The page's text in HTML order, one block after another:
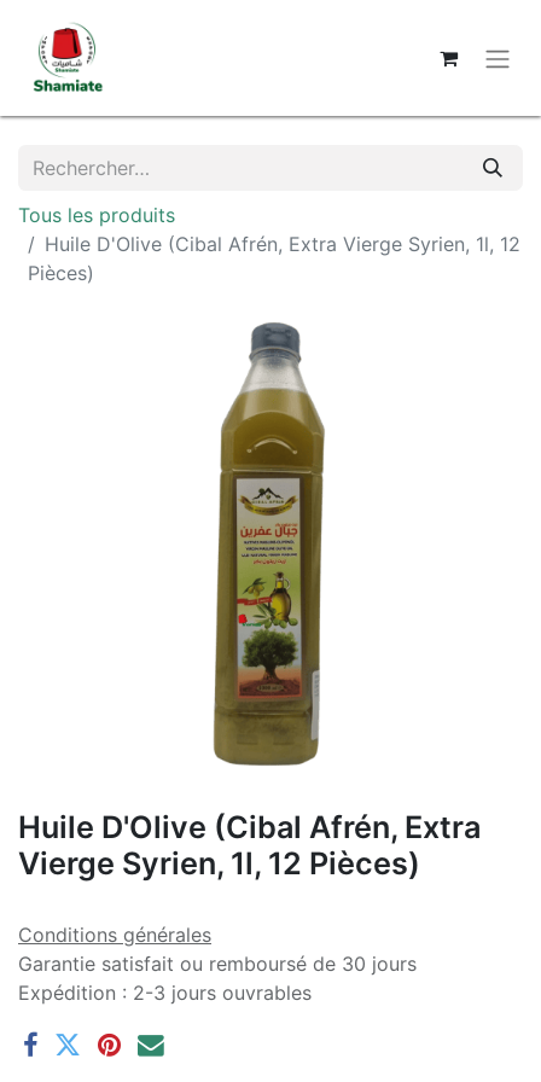
Tous les produits
Huile D'Olive (Cibal Afrén, Extra Vierge Syrien, 1l, 12
Pièces)
Huile D'Olive (Cibal Afrén, Extra
Vierge Syrien, 1l, 12 Pièces)
Conditions générales
Garantie satisfait ou remboursé de 30 jours
Expédition : 2-3 jours ouvrables